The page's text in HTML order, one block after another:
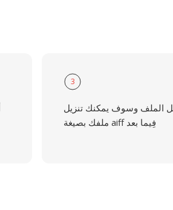
3
الملف وسوف يمكنك تنزيل
ملفك بصيغة aiff فِيما بعد